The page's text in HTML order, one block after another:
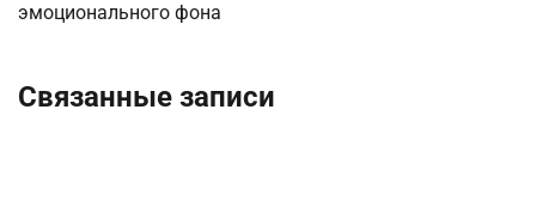
эмоционального фона
Связанные записи